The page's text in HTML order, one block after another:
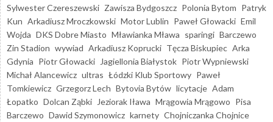
Sylwester Czereszewski Zawisza Bydgoszcz Polonia Bytom Patryk
Kun Arkadiusz Mroczkowski Motor Lublin Paweł Głowacki Emil
Wojda DKS Dobre Miasto Mławianka Mława sparingi Barczewo
Zin Stadion wywiad Arkadiusz Koprucki Tęcza Biskupiec Arka
Gdynia Piotr Głowacki Jagiellonia Białystok Piotr Wypniewski
Michał Alancewicz ultras Łódzki Klub Sportowy Paweł
Tomkiewicz Grzegorz Lech Bytovia Bytów licytacje Adam
Łopatko Dolcan Ząbki Jeziorak Iława Mrągowia Mrągowo Pisa
Barczewo Dawid Szymonowicz karnety Chojniczanka Chojnice